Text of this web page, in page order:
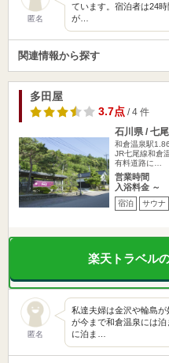
匿名
ています。宿泊者は24
が…
関連情報から探す
多田屋
3.7点/ 4 件
石川県 / 七
和倉温泉駅
JR七尾線和倉
有料道路に…
営業時間
入浴料金 ～
宿泊 サウナ
楽天トラベル
匿名
私達夫婦は金沢や輪島
が今まで和倉温泉には
に泊ま…